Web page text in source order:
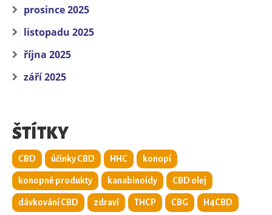
prosince 2025
listopadu 2025
října 2025
září 2025
ŠTÍTKY
CBD účinky CBD HHC konopí
konopné produkty kanabinoidy CBD olej
dávkování CBD zdraví THCP CBG H4CBD